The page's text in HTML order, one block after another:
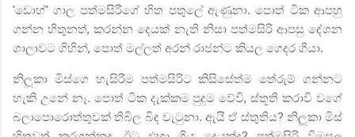
'ඩොහ්'ගාල පත්මසිරිගේ හිත පතුලේ ඇණුනා. පොත් ටික ආපහු
ගන්න හිතුනත්,කරන්න දෙයක් නැති නිසා පත්මසිරි ආපසු දේශන
ශාලාවට ගිහින්, පොත් මල්ලත් අරන් රාජන්ට කියල ගෙදර ගියා.
නිලූකා මිස්ගෙ හැසිරීම පත්මසිරිට කිසිසේත්ම තේරුම් ගන්නට
හැකි උනේ නෑ. පොත් ටික දැක්කම පුදුම වේවි,ස්තූති කරාවි වගේ
බලාපොරොත්තුවක් තිබිල බිඳ වැටුනා. ඇයි ඒ ස්තුතිය? නිලූකා මිස්